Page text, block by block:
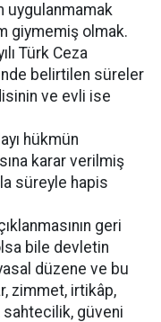
uygulanmamak
giymemiş olmak.
Türk Ceza
belirtilen süreler
ve evli ise
hükmün
karar verilmiş
süreyle hapis
geri
bile devletin
düzene ve bu
zimmet, irtikâp,
sahtecilik, güveni